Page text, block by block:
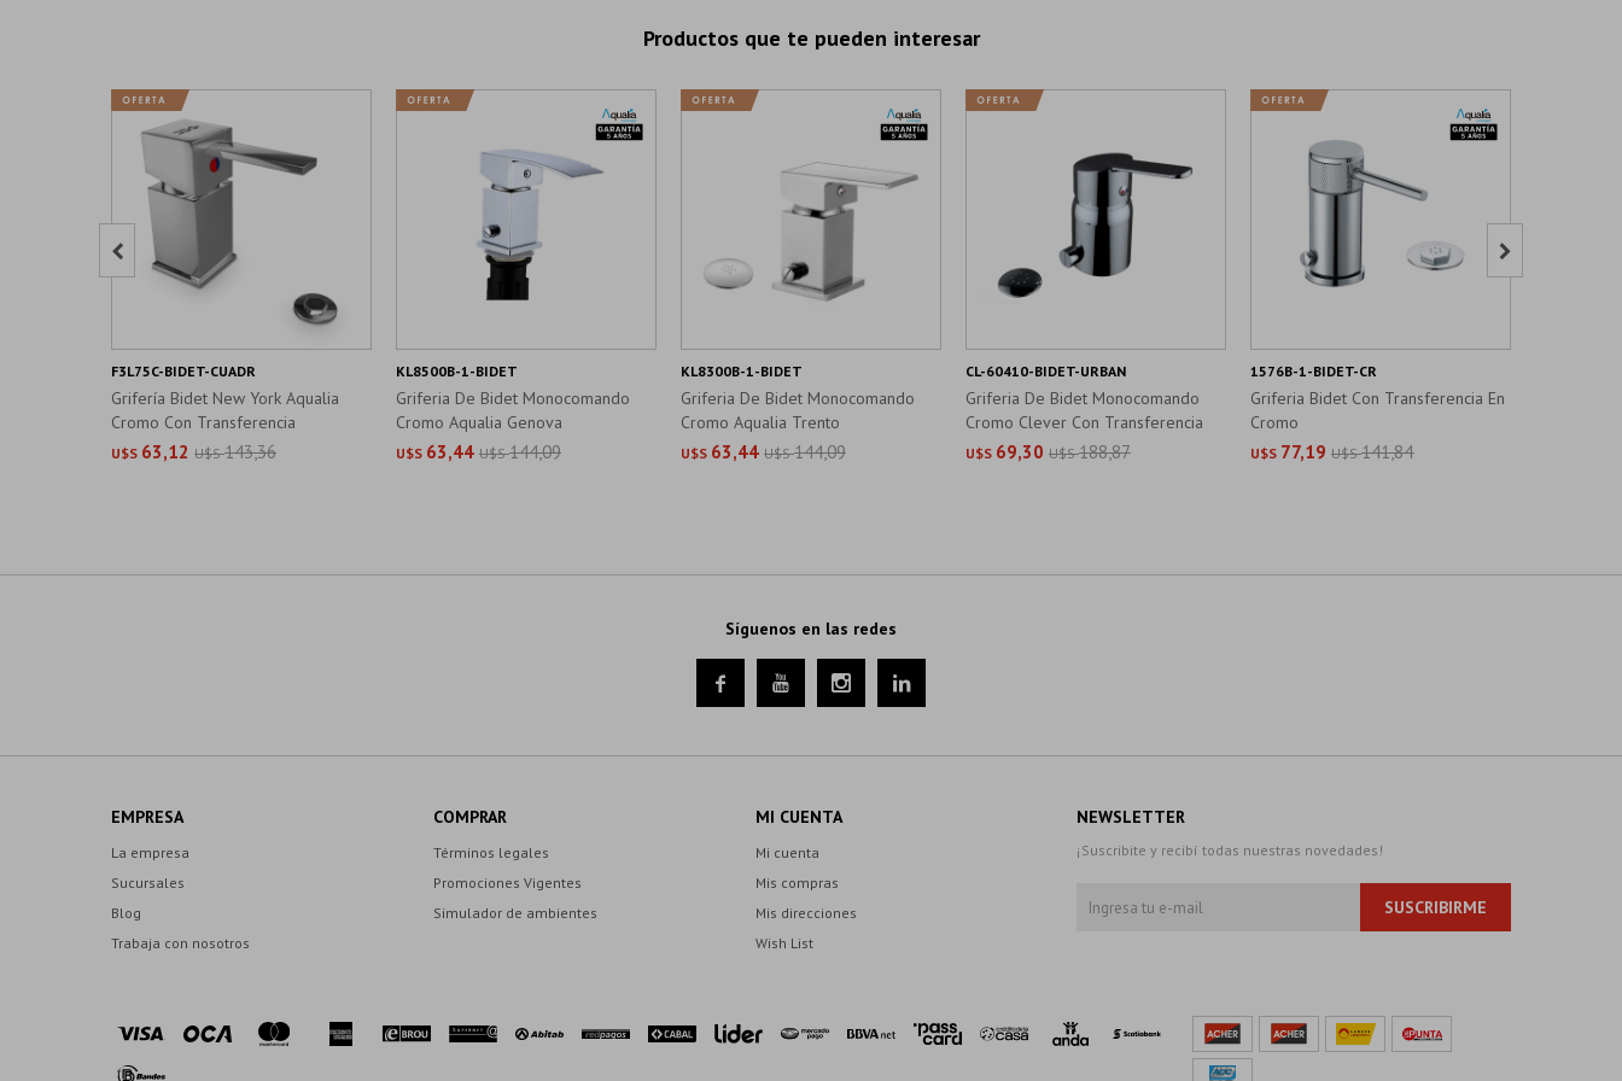
Productos que te pueden interesar
Grifería Bidet New York Aqualia
Cromo Con Transferencia
U$S 63,12 U$S 143,36
F3L75C-BIDET-CUADR
Griferia De Bidet Monocomando
Cromo Aqualia Genova
U$S 63,44 U$S 144,09
KL8500B-1-BIDET
Griferia De Bidet Monocomando
Cromo Aqualia Trento
U$S 63,44 U$S 144,09
KL8300B-1-BIDET
Griferia De Bidet Monocomando
Cromo Clever Con Transferencia
U$S 69,30 U$S 188,87
CL-60410-BIDET-URBAN
Griferia Bidet Con Transferencia En
Cromo
U$S 77,19 U$S 141,84
1576B-1-BIDET-CR
 
Síguenos en las redes
   
EMPRESA
La empresa
Sucursales
Blog
Trabaja con nosotros
COMPRAR
Términos legales
Promociones Vigentes
Simulador de ambientes
MI CUENTA
Mi cuenta
Mis compras
Mis direcciones
Wish List
NEWSLETTER
¡Suscribite y recibí todas nuestras novedades!
SUSCRIBIRME